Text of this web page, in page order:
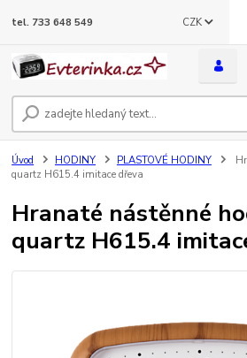
CZK
tel. 733 648 549
Úvod HODINY PLASTOVÉ HODINY
quartz H615.4 imitace dřeva
Hranaté nástěnné
quartz H615.4